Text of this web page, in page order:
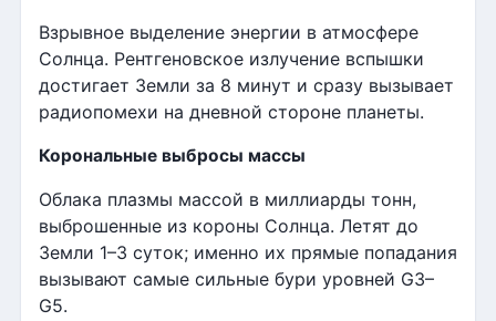
Взрывное выделение энергии в атмосфере
Солнца. Рентгеновское излучение вспышки
достигает Земли за 8 минут и сразу вызывает
радиопомехи на дневной стороне планеты.
Корональные выбросы массы
Облака плазмы массой в миллиарды тонн,
выброшенные из короны Солнца. Летят до
Земли 1–3 суток; именно их прямые попадания
вызывают самые сильные бури уровней G3–
G5.